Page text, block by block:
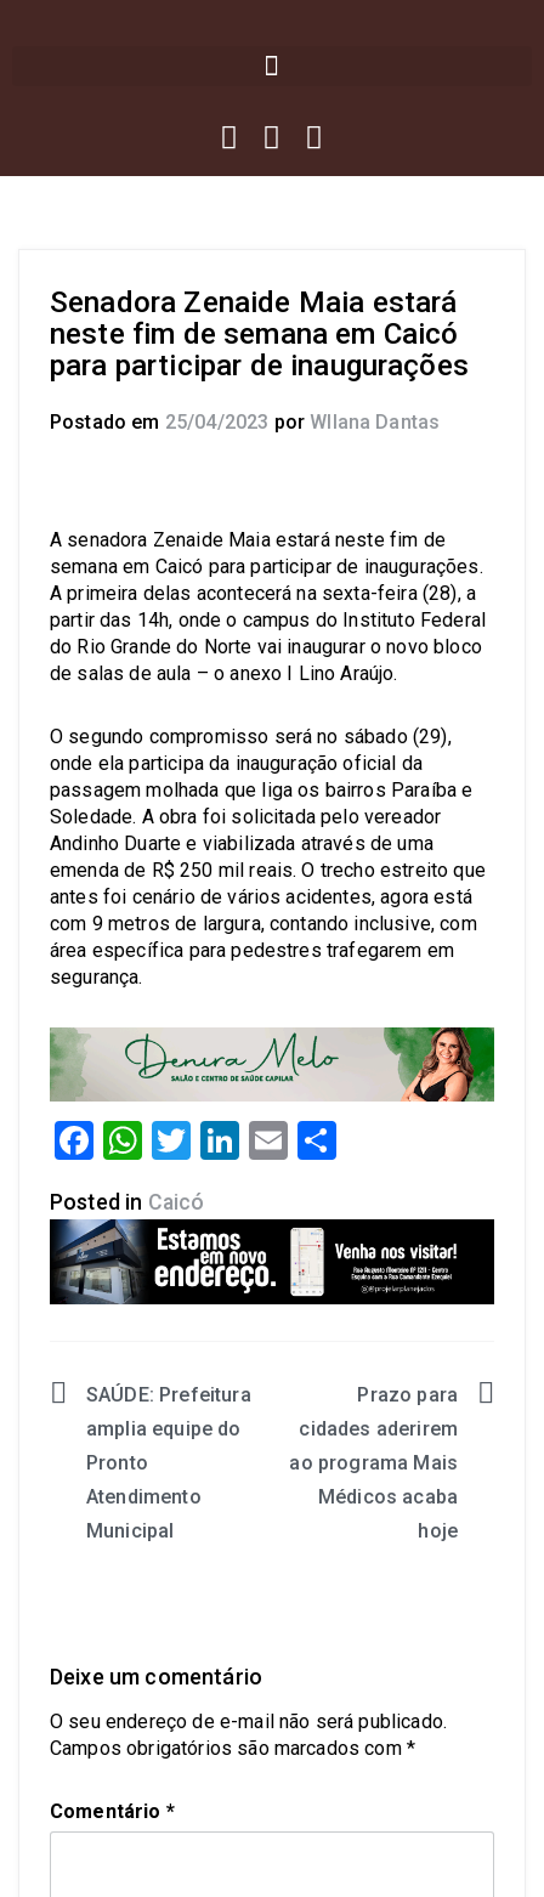
Senadora Zenaide Maia estará
neste fim de semana em Caicó
para participar de inaugurações
Postado em 25/04/2023 por Wllana Dantas
A senadora Zenaide Maia estará neste fim de
semana em Caicó para participar de inaugurações.
A primeira delas acontecerá na sexta-feira (28), a
partir das 14h, onde o campus do Instituto Federal
do Rio Grande do Norte vai inaugurar o novo bloco
de salas de aula – o anexo I Lino Araújo.
O segundo compromisso será no sábado (29),
onde ela participa da inauguração oficial da
passagem molhada que liga os bairros Paraíba e
Soledade. A obra foi solicitada pelo vereador
Andinho Duarte e viabilizada através de uma
emenda de R$ 250 mil reais. O trecho estreito que
antes foi cenário de vários acidentes, agora está
com 9 metros de largura, contando inclusive, com
área específica para pedestres trafegarem em
segurança.
Facebook
WhatsApp
Twitter
LinkedIn
Email
Posted in Caicó
SAÚDE: Prefeitura
amplia equipe do
Pronto
Atendimento
Municipal
Prazo para
cidades aderirem
ao programa Mais
Médicos acaba
hoje
Deixe um comentário
O seu endereço de e-mail não será publicado.
Campos obrigatórios são marcados com *
Comentário *